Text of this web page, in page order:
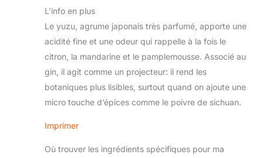
L’info en plus
Le yuzu, agrume japonais très parfumé, apporte une
acidité fine et une odeur qui rappelle à la fois le
citron, la mandarine et le pamplemousse. Associé au
gin, il agit comme un projecteur: il rend les
botaniques plus lisibles, surtout quand on ajoute une
micro touche d’épices comme le poivre de sichuan.
Imprimer
Où trouver les ingrédients spécifiques pour ma